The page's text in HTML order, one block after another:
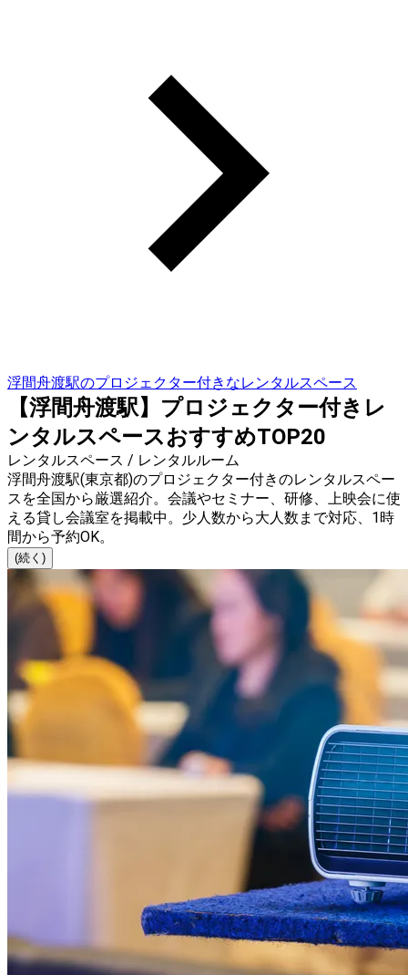
浮間舟渡駅のプロジェクター付きなレンタルスペース
【浮間舟渡駅】プロジェクター付きレ
ンタルスペースおすすめTOP20
レンタルスペース / レンタルルーム
浮間舟渡駅(東京都)のプロジェクター付きのレンタルスペー
スを全国から厳選紹介。会議やセミナー、研修、上映会に使
える貸し会議室を掲載中。少人数から大人数まで対応、1時
間から予約OK。
(続く)